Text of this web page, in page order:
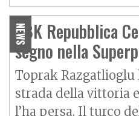
NEWS
SBK Repubblica
segno nella
Toprak Razgatlioglu
strada della vittoria
l’ha persa. Il turco